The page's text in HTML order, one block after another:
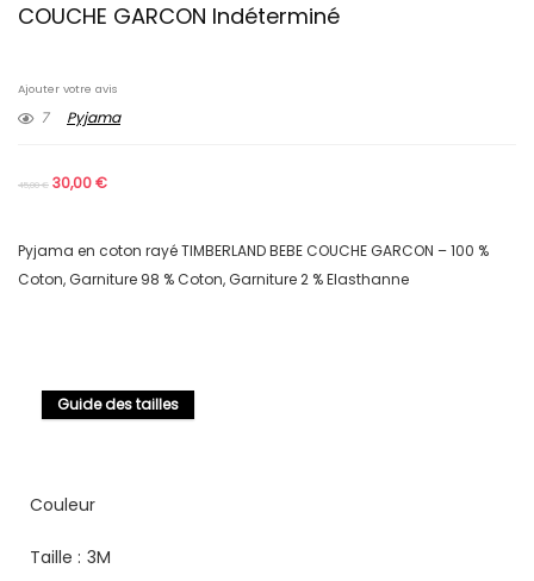
COUCHE GARCON Indéterminé
Ajouter votre avis
7 Pyjama
45,00€ 30,00€
Pyjama en coton rayé TIMBERLAND BEBE COUCHE GARCON – 100 %
Coton, Garniture 98 % Coton, Garniture 2 % Elasthanne
Guide des tailles
Couleur
Taille : 3M